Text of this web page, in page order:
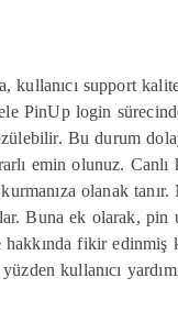
kullanıcı support
PinUp login
Bu durum
emin olunuz.
olanak tanır.
Buna ek olarak,
fikir
kullanıcı